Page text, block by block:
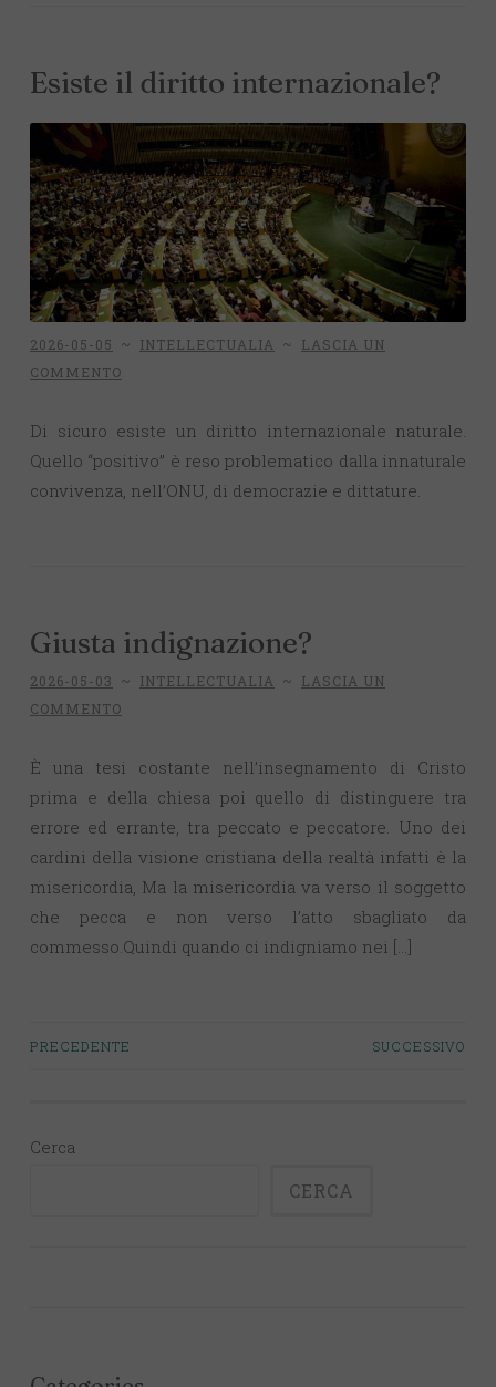
Esiste il diritto internazionale?
2026-05-05 ~ INTELLECTUALIA ~
LASCIA UN
COMMENTO
Di sicuro esiste un diritto internazionale naturale.
Quello “positivo” è reso problematico dalla innaturale
convivenza, nell’ONU, di democrazie e dittature.
Giusta indignazione?
2026-05-03 ~ INTELLECTUALIA ~
LASCIA UN
COMMENTO
È una tesi costante nell’insegnamento di Cristo
prima e della chiesa poi quello di distinguere tra
errore ed errante, tra peccato e peccatore. Uno dei
cardini della visione cristiana della realtà infatti è la
misericordia, Ma la misericordia va verso il soggetto
che pecca e non verso l’atto sbagliato da
commesso.Quindi quando ci indigniamo nei […]
Navigazione
PRECEDENTE SUCCESSIVO
Cerca
CERCA